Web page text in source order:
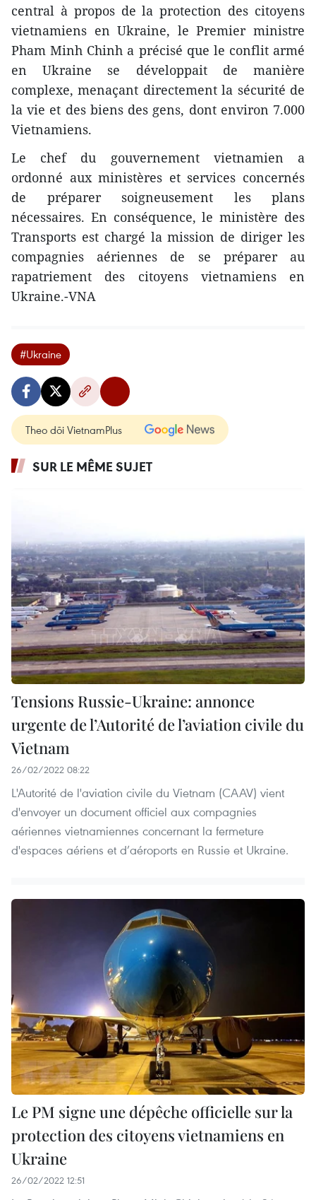
central à propos de la protection des citoyens
vietnamiens en Ukraine, le Premier ministre
Pham Minh Chinh a précisé que le conflit armé
en Ukraine se développait de manière
complexe, menaçant directement la sécurité de
la vie et des biens des gens, dont environ 7.000
Vietnamiens.
Le chef du gouvernement vietnamien a
ordonné aux ministères et services concernés
de préparer soigneusement les plans
nécessaires. En conséquence, le ministère des
Transports est chargé la mission de diriger les
compagnies aériennes de se préparer au
rapatriement des citoyens vietnamiens en
Ukraine.-VNA
#Ukraine
Theo dõi VietnamPlus
SUR LE MÊME SUJET
Tensions Russie-Ukraine: annonce
urgente de l’Autorité de l’aviation civile du
Vietnam
26/02/2022 08:22
L'Autorité de l'aviation civile du Vietnam (CAAV) vient
d'envoyer un document officiel aux compagnies
aériennes vietnamiennes concernant la fermeture
d'espaces aériens et d’aéroports en Russie et Ukraine.
Le PM signe une dépêche officielle sur la
protection des citoyens vietnamiens en
Ukraine
26/02/2022 12:51